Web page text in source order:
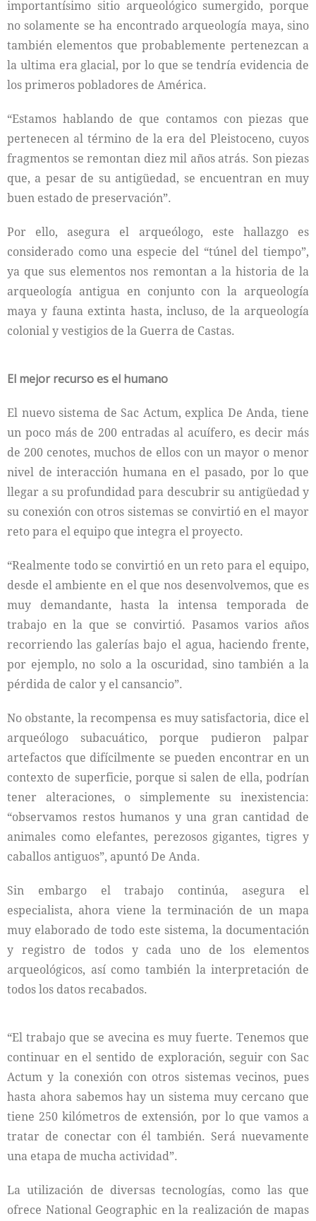
importantísimo sitio arqueológico sumergido, porque
no solamente se ha encontrado arqueología maya, sino
también elementos que probablemente pertenezcan a
la ultima era glacial, por lo que se tendría evidencia de
los primeros pobladores de América.
“Estamos hablando de que contamos con piezas que
pertenecen al término de la era del Pleistoceno, cuyos
fragmentos se remontan diez mil años atrás. Son piezas
que, a pesar de su antigüedad, se encuentran en muy
buen estado de preservación”.
Por ello, asegura el arqueólogo, este hallazgo es
considerado como una especie del “túnel del tiempo”,
ya que sus elementos nos remontan a la historia de la
arqueología antigua en conjunto con la arqueología
maya y fauna extinta hasta, incluso, de la arqueología
colonial y vestigios de la Guerra de Castas.
El mejor recurso es el humano
El nuevo sistema de Sac Actum, explica De Anda, tiene
un poco más de 200 entradas al acuífero, es decir más
de 200 cenotes, muchos de ellos con un mayor o menor
nivel de interacción humana en el pasado, por lo que
llegar a su profundidad para descubrir su antigüedad y
su conexión con otros sistemas se convirtió en el mayor
reto para el equipo que integra el proyecto.
“Realmente todo se convirtió en un reto para el equipo,
desde el ambiente en el que nos desenvolvemos, que es
muy demandante, hasta la intensa temporada de
trabajo en la que se convirtió. Pasamos varios años
recorriendo las galerías bajo el agua, haciendo frente,
por ejemplo, no solo a la oscuridad, sino también a la
pérdida de calor y el cansancio”.
No obstante, la recompensa es muy satisfactoria, dice el
arqueólogo subacuático, porque pudieron palpar
artefactos que difícilmente se pueden encontrar en un
contexto de superficie, porque si salen de ella, podrían
tener alteraciones, o simplemente su inexistencia:
“observamos restos humanos y una gran cantidad de
animales como elefantes, perezosos gigantes, tigres y
caballos antiguos”, apuntó De Anda.
Sin embargo el trabajo continúa, asegura el
especialista, ahora viene la terminación de un mapa
muy elaborado de todo este sistema, la documentación
y registro de todos y cada uno de los elementos
arqueológicos, así como también la interpretación de
todos los datos recabados.
“El trabajo que se avecina es muy fuerte. Tenemos que
continuar en el sentido de exploración, seguir con Sac
Actum y la conexión con otros sistemas vecinos, pues
hasta ahora sabemos hay un sistema muy cercano que
tiene 250 kilómetros de extensión, por lo que vamos a
tratar de conectar con él también. Será nuevamente
una etapa de mucha actividad”.
La utilización de diversas tecnologías, como las que
ofrece National Geographic en la realización de mapas